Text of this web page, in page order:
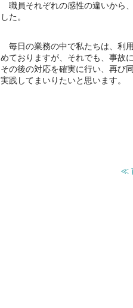
職員それぞれの感性の違いから
した。
毎日の業務の中で私たちは、利
めておりますが、それでも、事故
その後の対応を確実に行い、再び
実践してまいりたいと思います。
≪